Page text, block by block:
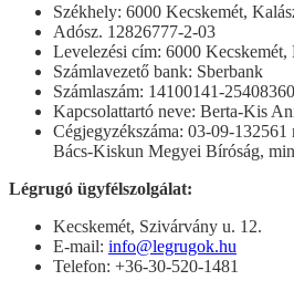
Székhely: 6000 Kecskemét,
Adósz. 12826777-2-03
Levelezési cím: 6000 Kecskemét,
Számlavezető bank: Sberbank
Számlaszám: 14100141-
Kapcsolattartó neve: Berta-Kis
Cégjegyzékszáma: 03-09-132561
Bács-Kiskun Megyei Bíróság,
Légrugó ügyfélszolgálat:
Kecskemét, Szivárvány u. 12.
E-mail: info@legrugok.hu
Telefon: +36-30-520-1481